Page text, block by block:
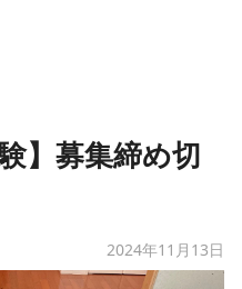
】募集締め切
2024年11月13日